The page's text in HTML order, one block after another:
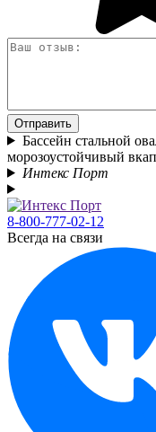
Отправить
Бассейн стальной
морозоустойчивый
Интекс Порт
8-800-777-02-12
Всегда на связи